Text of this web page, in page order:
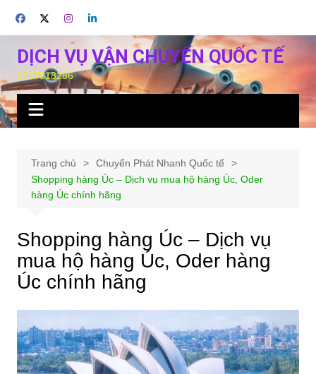
đến
dung
DỊCH VỤ VẬN CHUYỂN QUỐC TẾ
0767818286
Trang chủ
Chuyển Phát Nhanh Quốc tế
Shopping hàng Úc – Dịch vụ mua hộ hàng Úc, Oder
hàng Úc chính hãng
Shopping hàng Úc – Dịch vụ
mua hộ hàng Úc, Oder hàng
Úc chính hãng